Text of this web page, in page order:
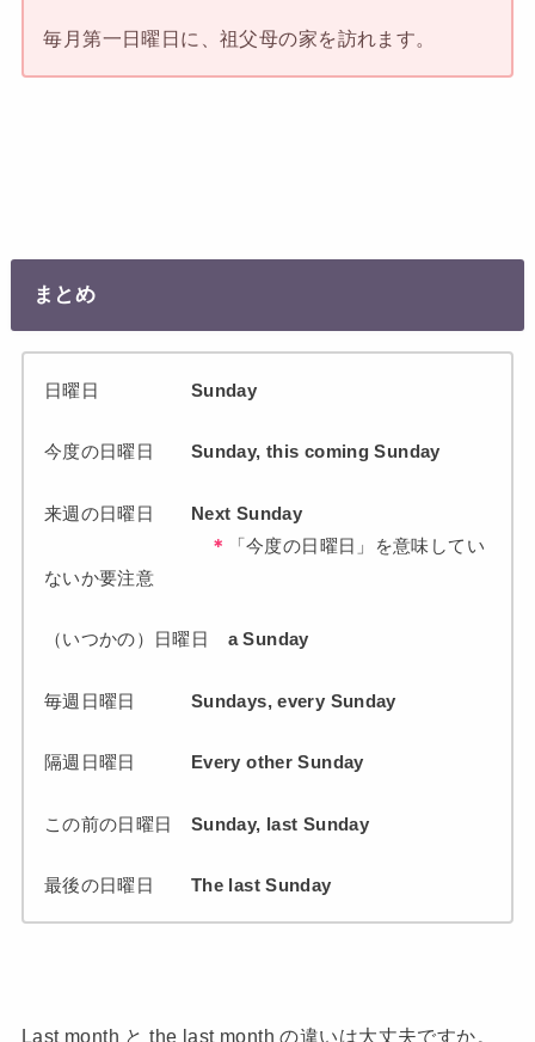
毎月第一日曜日に、祖父母の家を訪れます。
まとめ
日曜日 Sunday
今度の日曜日 Sunday, this coming Sunday
来週の日曜日 Next Sunday
＊
「今度の日曜日」を意味してい
ないか要注意
（いつかの）日曜日 a Sunday
毎週日曜日 Sundays, every Sunday
隔週日曜日 Every other Sunday
この前の日曜日 Sunday, last Sunday
最後の日曜日 The last Sunday
Last month と the last month の違いは大丈夫ですか。